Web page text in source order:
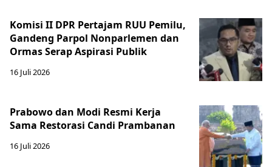
Komisi II DPR Pertajam RUU Pemilu,
Gandeng Parpol Nonparlemen dan
Ormas Serap Aspirasi Publik
16 Juli 2026
Prabowo dan Modi Resmi Kerja
Sama Restorasi Candi Prambanan
16 Juli 2026